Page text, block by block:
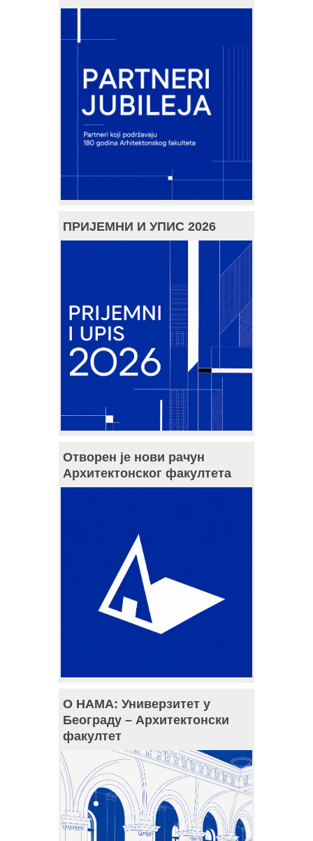
ПРИЈЕМНИ И УПИС 2026
Отворен је нови рачун
Архитектонског факултета
О НАМА: Универзитет у
Београду – Архитектонски
факултет